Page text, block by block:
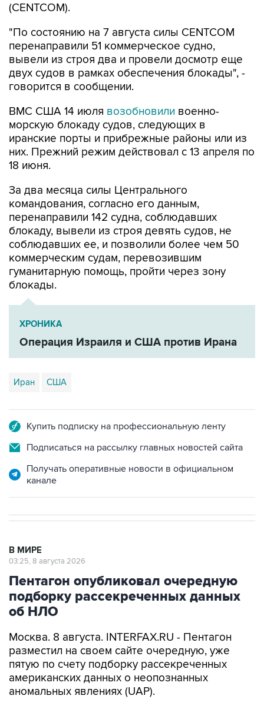
(CENTCOM).
"По состоянию на 7 августа силы CENTCOM
перенаправили 51 коммерческое судно,
вывели из строя два и провели досмотр еще
двух судов в рамках обеспечения блокады", -
говорится в сообщении.
ВМС США 14 июля возобновили военно-
морскую блокаду судов, следующих в
иранские порты и прибрежные районы или из
них. Прежний режим действовал с 13 апреля по
18 июня.
За два месяца силы Центрального
командования, согласно его данным,
перенаправили 142 судна, соблюдавших
блокаду, вывели из строя девять судов, не
соблюдавших ее, и позволили более чем 50
коммерческим судам, перевозившим
гуманитарную помощь, пройти через зону
блокады.
ХРОНИКА
Операция Израиля и США против Ирана
Иран США
Купить подписку на профессиональную ленту
Подписаться на рассылку главных новостей сайта
Получать оперативные новости в официальном
канале
В МИРЕ
03:25, 8 августа 2026
Пентагон опубликовал очередную
подборку рассекреченных данных
об НЛО
Москва. 8 августа. INTERFAX.RU - Пентагон
разместил на своем сайте очередную, уже
пятую по счету подборку рассекреченных
американских данных о неопознанных
аномальных явлениях (UAP).